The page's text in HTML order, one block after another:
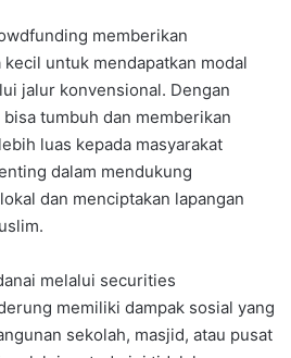
memberikan
untuk mendapatkan modal
jalur konvensional. Dengan
tumbuh dan memberikan
luas kepada masyarakat
dalam mendukung
dan menciptakan lapangan
melalui securities
memiliki dampak sosial yang
sekolah, masjid, atau pusat